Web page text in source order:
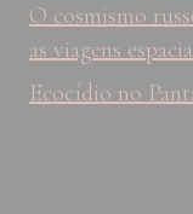
O cosmismo
as viagens
Ecocídio no